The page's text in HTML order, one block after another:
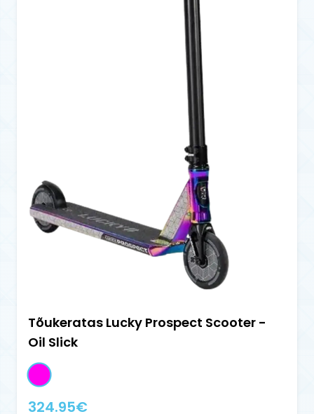
Tõukeratas Lucky Prospect Scooter -
Oil Slick
324.95€